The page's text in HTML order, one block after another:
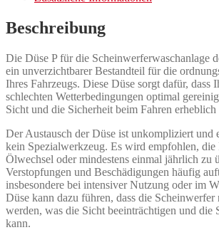
Beschreibung
Die Düse P für die Scheinwerferwaschanlage
ein unverzichtbarer Bestandteil für die
Ihres Fahrzeugs. Diese Düse sorgt dafür, dass
schlechten Wetterbedingungen optimal
Sicht und die Sicherheit beim Fahren erheblich
Der Austausch der Düse ist unkompliziert und
kein Spezialwerkzeug. Es wird empfohlen, die
Ölwechsel oder mindestens einmal jährlich zu
Verstopfungen und Beschädigungen häufig
insbesondere bei intensiver Nutzung oder im
Düse kann dazu führen, dass die
werden, was die Sicht beeinträchtigen und die
kann.